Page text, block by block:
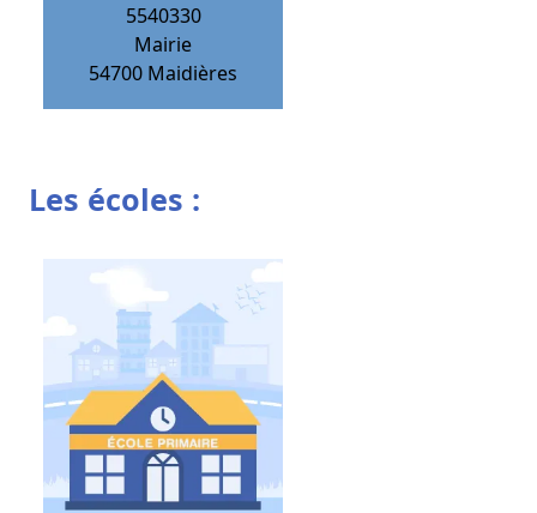
5540330
Mairie
54700 Maidières
Les écoles :